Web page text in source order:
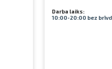
Darba laiks:
10:00-20:00 bez